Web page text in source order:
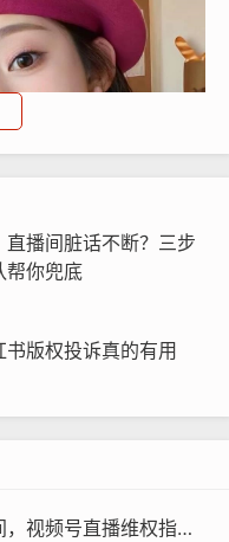
等敏感领域，或者已
可以通过12377（互
播间脏话不断？三步
帮你兜底
版权投诉真的有用
视频号直播的时候怎么投诉直播间，视频号直播维权指南，遇到违规直播间，这样投诉才有效